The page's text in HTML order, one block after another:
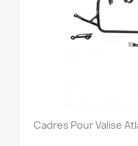
Cadres Pour Valise